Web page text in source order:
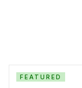
FEATURED